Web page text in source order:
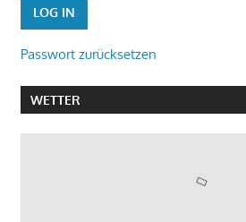
Passwort zurücksetzen
WETTER